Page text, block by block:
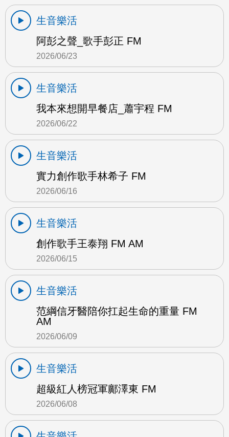
生音樂活
阿彭之聲_歌手彭正 FM
2026/06/23
生音樂活
我本來想開早餐店_蕭宇程 FM
2026/06/22
生音樂活
實力創作歌手林希子 FM
2026/06/16
生音樂活
創作歌手王泰翔 FM AM
2026/06/15
生音樂活
范綱信牙醫陪你扛起生命的重量 FM
AM
2026/06/09
生音樂活
超級紅人榜冠軍鄺澤東 FM
2026/06/08